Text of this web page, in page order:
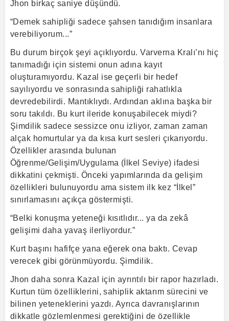
Jhon birkaç saniye düşündü.
“Demek sahipliği sadece şahsen tanıdığım insanlara
verebiliyorum...”
Bu durum birçok şeyi açıklıyordu. Varverna Kralı’nı hiç
tanımadığı için sistemi onun adına kayıt
oluşturamıyordu. Kazal ise geçerli bir hedef
sayılıyordu ve sonrasında sahipliği rahatlıkla
devredebilirdi. Mantıklıydı. Ardından aklına başka bir
soru takıldı. Bu kurt ileride konuşabilecek miydi?
Şimdilik sadece sessizce onu izliyor, zaman zaman
alçak homurtular ya da kısa kurt sesleri çıkarıyordu.
Özellikler arasında bulunan
Öğrenme/Gelişim/Uygulama (İlkel Seviye) ifadesi
dikkatini çekmişti. Önceki yapımlarında da gelişim
özellikleri bulunuyordu ama sistem ilk kez “İlkel”
sınırlamasını açıkça göstermişti.
“Belki konuşma yeteneği kısıtlıdır... ya da zekâ
gelişimi daha yavaş ilerliyordur.”
Kurt başını hafifçe yana eğerek ona baktı. Cevap
verecek gibi görünmüyordu. Şimdilik.
Jhon daha sonra Kazal için ayrıntılı bir rapor hazırladı.
Kurtun tüm özelliklerini, sahiplik aktarım sürecini ve
bilinen yeteneklerini yazdı. Ayrıca davranışlarının
dikkatle gözlemlenmesi gerektiğini de özellikle